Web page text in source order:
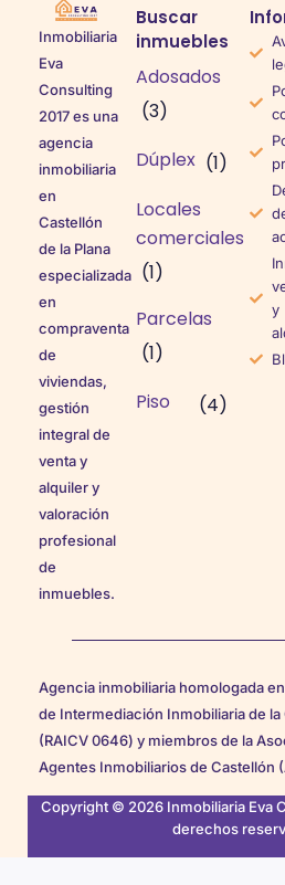
Inmobiliaria
Eva
Consulting
2017 es una
agencia
inmobiliaria
en
Castellón
de la Plana
especializada
en
compraventa
de
viviendas,
gestión
integral de
venta y
alquiler y
valoración
profesional
de
inmuebles.
Buscar
inmuebles
Adosados
(3)
Dúplex (1)
Locales
comerciales
(1)
Parcelas
(1)
Piso
(4)
y
Agencia inmobiliaria homologada
de Intermediación Inmobiliaria de
(RAICV 0646) y miembros de la
Agentes Inmobiliarios de Castellón
Copyright © 2026 Inmobiliaria Eva
derechos